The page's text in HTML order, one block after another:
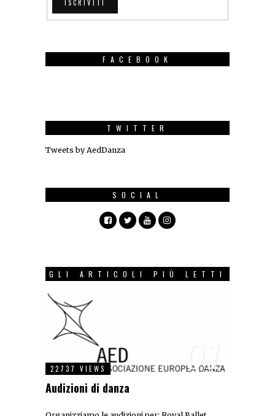
FACEBOOK
TWITTER
Tweets by AedDanza
SOCIAL
GLI ARTICOLI PIÙ LETTI
01
22737 VIEWS
Audizioni di danza